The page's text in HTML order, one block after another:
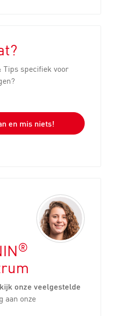
Tips specifiek voor
en mis niets!
®
onze veelgestelde
aan onze